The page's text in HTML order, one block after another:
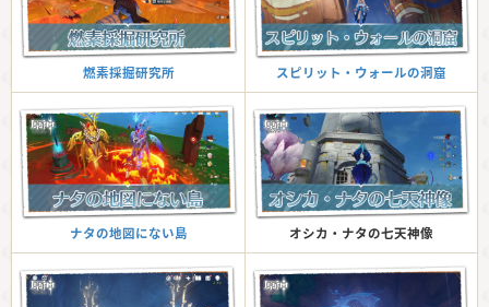
燃素採掘研究所 スピリット・ウォールの洞窟
ナタの地図にない島 オシカ・ナタの七天神像